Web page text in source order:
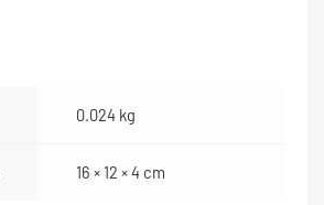
0.024 kg
16 × 12 × 4 cm